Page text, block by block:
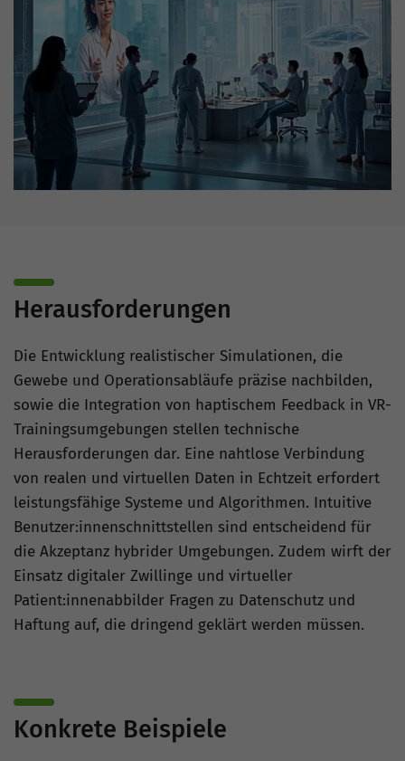
Herausforderungen
Die Entwicklung realistischer Simulationen, die
Gewebe und Operationsabläufe präzise nachbilden,
sowie die Integration von haptischem Feedback in VR-
Trainingsumgebungen stellen technische
Herausforderungen dar. Eine nahtlose Verbindung
von realen und virtuellen Daten in Echtzeit erfordert
leistungsfähige Systeme und Algorithmen. Intuitive
Benutzer:innenschnittstellen sind entscheidend für
die Akzeptanz hybrider Umgebungen. Zudem wirft der
Einsatz digitaler Zwillinge und virtueller
Patient:innenabbilder Fragen zu Datenschutz und
Haftung auf, die dringend geklärt werden müssen.
Konkrete Beispiele